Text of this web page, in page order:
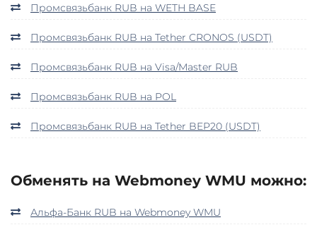
Промсвязьбанк RUB на WETH BASE
Промсвязьбанк RUB на Tether CRONOS (USDT)
Промсвязьбанк RUB на Visa/Master RUB
Промсвязьбанк RUB на POL
Промсвязьбанк RUB на Tether BEP20 (USDT)
Обменять на Webmoney WMU можно:
Альфа-Банк RUB на Webmoney WMU